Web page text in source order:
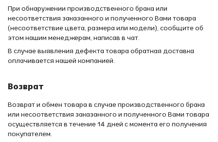
При обнаружении производственного брака или
несоответствия заказанного и полученного Вами товара
(несоответствие цвета, размера или модели), сообщите об
этом нашим менеджерам, написав в чат.
В случае выявления дефекта товара обратная доставка
оплачивается нашей компанией.
Возврат
Возврат и обмен товара в случае производственного брака
или несоответствия заказанного и полученного Вами товара
осуществляется в течение 14 дней с момента его получения
покупателем.